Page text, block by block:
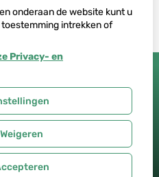
|Beheer
instellingen
onderaan de website kunt u
intrekken of
Privacy- en
Weigeren